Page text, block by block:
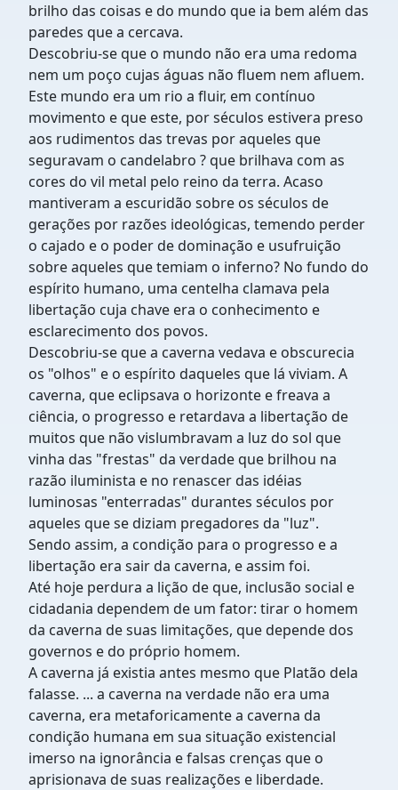
brilho das coisas e do mundo que ia bem além das
paredes que a cercava.
Descobriu-se que o mundo não era uma redoma
nem um poço cujas águas não fluem nem afluem.
Este mundo era um rio a fluir, em contínuo
movimento e que este, por séculos estivera preso
aos rudimentos das trevas por aqueles que
seguravam o candelabro ? que brilhava com as
cores do vil metal pelo reino da terra. Acaso
mantiveram a escuridão sobre os séculos de
gerações por razões ideológicas, temendo perder
o cajado e o poder de dominação e usufruição
sobre aqueles que temiam o inferno? No fundo do
espírito humano, uma centelha clamava pela
libertação cuja chave era o conhecimento e
esclarecimento dos povos.
Descobriu-se que a caverna vedava e obscurecia
os "olhos" e o espírito daqueles que lá viviam. A
caverna, que eclipsava o horizonte e freava a
ciência, o progresso e retardava a libertação de
muitos que não vislumbravam a luz do sol que
vinha das "frestas" da verdade que brilhou na
razão iluminista e no renascer das idéias
luminosas "enterradas" durantes séculos por
aqueles que se diziam pregadores da "luz".
Sendo assim, a condição para o progresso e a
libertação era sair da caverna, e assim foi.
Até hoje perdura a lição de que, inclusão social e
cidadania dependem de um fator: tirar o homem
da caverna de suas limitações, que depende dos
governos e do próprio homem.
A caverna já existia antes mesmo que Platão dela
falasse. ... a caverna na verdade não era uma
caverna, era metaforicamente a caverna da
condição humana em sua situação existencial
imerso na ignorância e falsas crenças que o
aprisionava de suas realizações e liberdade.